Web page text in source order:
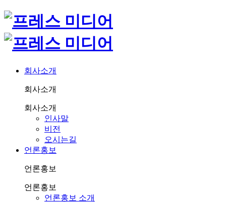
회사소개
회사소개
회사소개
인사말
비전
오시는길
언론홍보
언론홍보
언론홍보
언론홍보 소개